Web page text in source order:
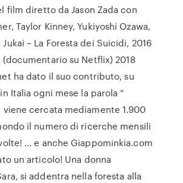
film diretto da Jason Zada con
Taylor Kinney, Yukiyoshi Ozawa,
– La Foresta dei Suicidi, 2016
(documentario su Netflix) 2018
ha dato il suo contributo, su
Italia ogni mese la parola “
viene cercata mediamente 1.900
il numero di ricerche mensili
… e anche Giappominkia.com
un articolo! Una donna
si addentra nella foresta alla